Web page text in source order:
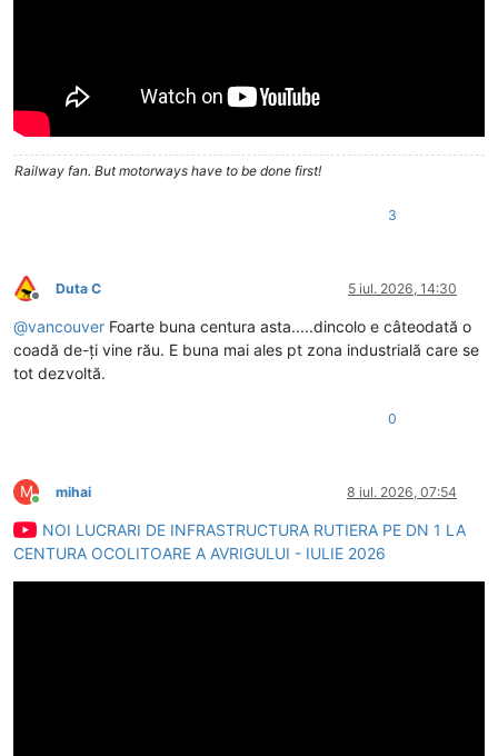
Railway fan. But motorways have to be done first!
3
Deconectat
Duta C 5 iul. 2026, 14:30
@vancouver Foarte buna centura asta.....dincolo e câteodată o
coadă de-ți vine rău. E buna mai ales pt zona industrială care se
tot dezvoltă.
0
M
Conectat
mihai 8 iul. 2026, 07:54
NOI LUCRARI DE INFRASTRUCTURA RUTIERA PE DN 1 LA
CENTURA OCOLITOARE A AVRIGULUI - IULIE 2026